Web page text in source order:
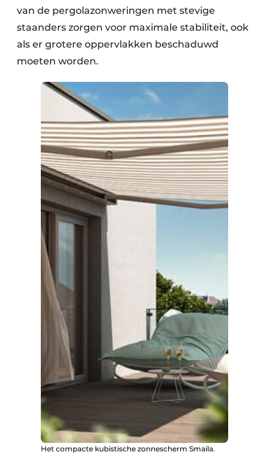
van de pergolazonweringen met stevige
staanders zorgen voor maximale stabiliteit, ook
als er grotere oppervlakken beschaduwd
moeten worden.
Het compacte kubistische zonnescherm Smaila.